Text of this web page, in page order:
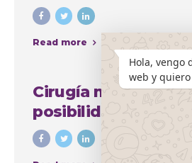
Read more
Cirugía mamaria y
posibilidades para
aspecto del busto
Hola, vengo
web y